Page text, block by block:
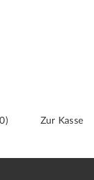
Zur Kasse